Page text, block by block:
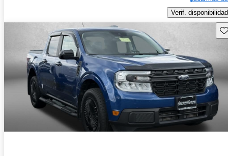
Verif. disponibilidad